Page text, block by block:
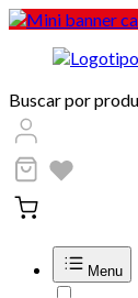
Buscar por
Menu